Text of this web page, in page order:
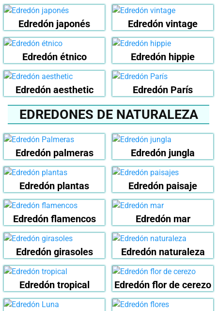
Edredón japonés Edredón vintage
Edredón étnico Edredón hippie
Edredón aesthetic Edredón París
EDREDONES DE NATURALEZA
Edredón palmeras Edredón jungla
Edredón plantas Edredón paisaje
Edredón flamencos Edredón mar
Edredón girasoles Edredón naturaleza
Edredón tropical Edredón flor de cerezo